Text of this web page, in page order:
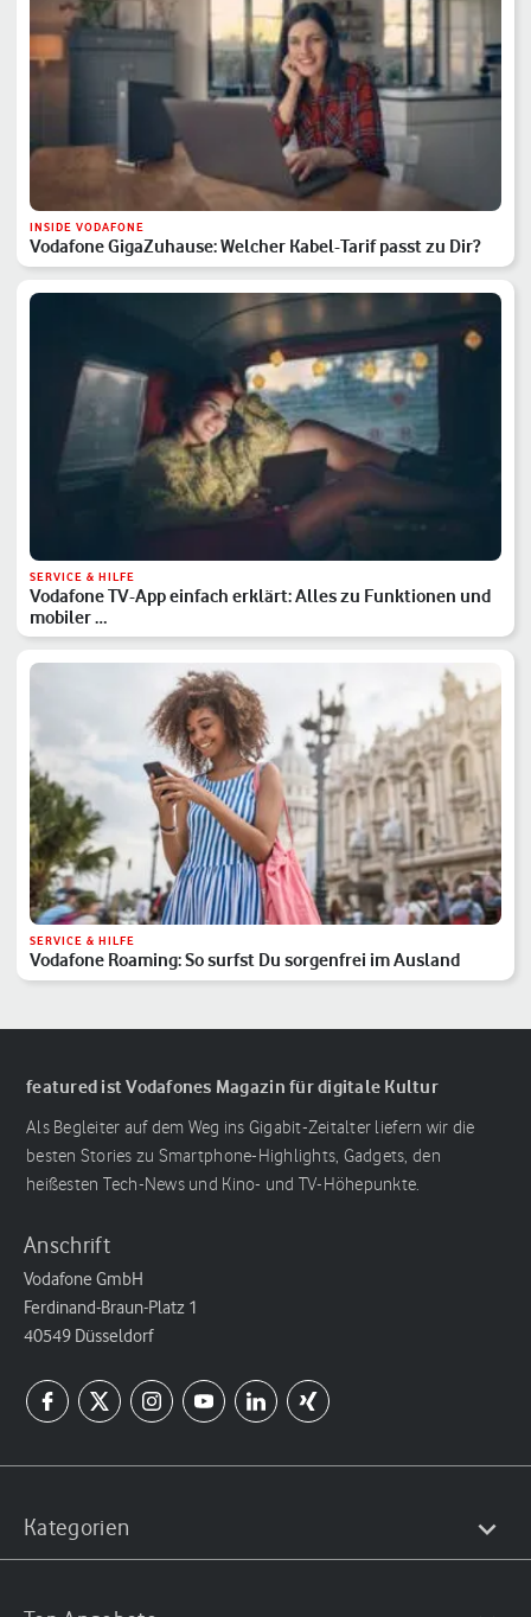
INSIDE VODAFONE
Vodafone GigaZuhause: Welcher Kabel-Tarif passt zu Dir?
SERVICE & HILFE
Vodafone TV-App einfach erklärt: Alles zu Funktionen und
mobiler …
SERVICE & HILFE
Vodafone Roaming: So surfst Du sorgenfrei im Ausland
featured ist Vodafones Magazin für digitale Kultur
Als Begleiter auf dem Weg ins Gigabit-Zeitalter liefern wir die
besten Stories zu Smartphone-Highlights, Gadgets, den
heißesten Tech-News und Kino- und TV-Höhepunkte.
Anschrift
Vodafone GmbH
Ferdinand-Braun-Platz 1
40549 Düsseldorf
Kategorien